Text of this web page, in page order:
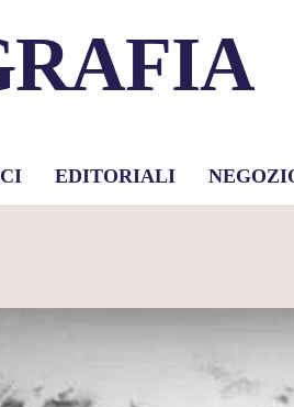
EDITORIALI